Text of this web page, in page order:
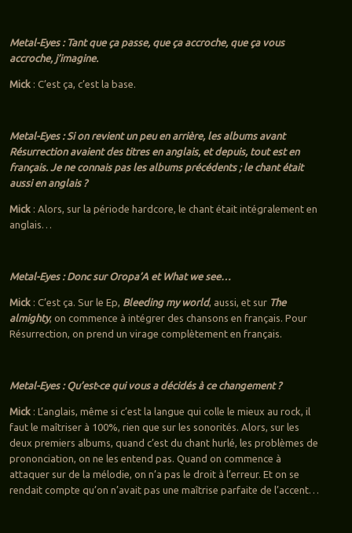
Metal-Eyes : Tant que ça passe, que ça accroche, que ça vous
accroche, j’imagine.
Mick: C’est ça, c’est la base.
Metal-Eyes : Si on revient un peu en arrière, les albums avant
Résurrection avaient des titres en anglais, et depuis, tout est en
français. Je ne connais pas les albums précédents ; le chant était
aussi en anglais ?
Mick: Alors, sur la période hardcore, le chant était intégralement en
anglais…
Metal-Eyes : Donc sur Oropa’A et What we see…
Mick: C’est ça. Sur le Ep, Bleeding my world, aussi, et sur The
almighty, on commence à intégrer des chansons en français. Pour
Résurrection, on prend un virage complètement en français.
Metal-Eyes : Qu’est-ce qui vous a décidés à ce changement ?
Mick: L’anglais, même si c’est la langue qui colle le mieux au rock, il
faut le maîtriser à 100%, rien que sur les sonorités. Alors, sur les
deux premiers albums, quand c’est du chant hurlé, les problèmes de
prononciation, on ne les entend pas. Quand on commence à
attaquer sur de la mélodie, on n’a pas le droit à l’erreur. Et on se
rendait compte qu’on n’avait pas une maîtrise parfaite de l’accent…